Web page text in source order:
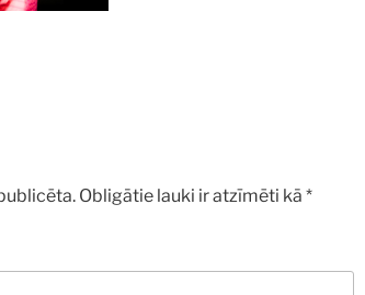
Obligātie lauki ir atzīmēti kā *